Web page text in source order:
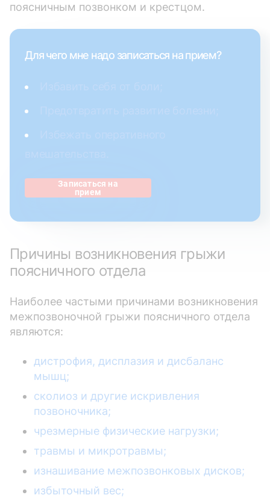
поясничным позвонком и крестцом.
Для чего мне надо записаться на прием?
Записаться на
прием
Причины возникновения грыжи
поясничного отдела
Наиболее частыми причинами возникновения
межпозвоночной грыжи поясничного отдела
являются:
дистрофия, дисплазия и дисбаланс
мышц;
сколиоз и другие искривления
позвоночника;
чрезмерные физические нагрузки;
травмы и микротравмы;
изнашивание межпозвонковых дисков;
избыточный вес;